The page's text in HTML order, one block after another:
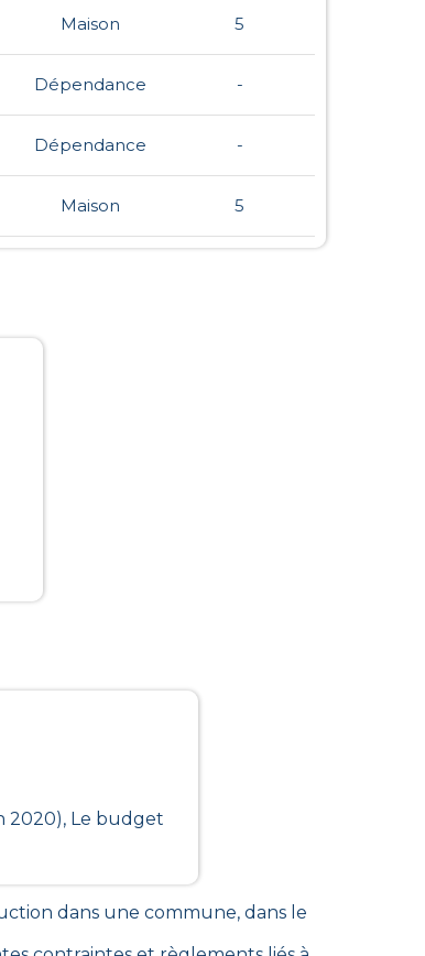
Maison 5
Dépendance -
Dépendance -
Maison 5
2020), Le budget
dans une commune, dans le